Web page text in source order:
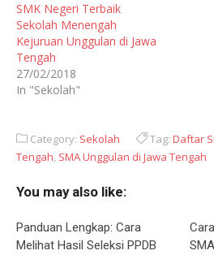
SMK Negeri Terbaik
Sekolah Menengah
Kejuruan Unggulan di Jawa
Tengah
27/02/2018
In "Sekolah"
Category: Sekolah Tag: Daftar
Tengah, SMA Unggulan di Jawa Tengah
You may also like:
Panduan Lengkap: Cara
Melihat Hasil Seleksi PPDB